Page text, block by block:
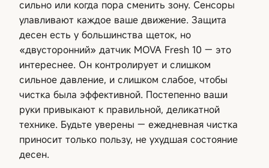
сильно или когда пора сменить зону. Сенсоры
улавливают каждое ваше движение. Защита
десен есть у большинства щеток, но
«двусторонний» датчик MOVA Fresh 10 — это
интереснее. Он контролирует и слишком
сильное давление, и слишком слабое, чтобы
чистка была эффективной. Постепенно ваши
руки привыкают к правильной, деликатной
технике. Будьте уверены — ежедневная чистка
приносит только пользу, не ухудшая состояние
десен.